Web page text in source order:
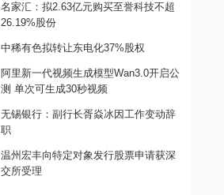
名家汇：拟2.63亿元购买至誉科技不超
26.19%股份
中稀有色拟转让东电化37%股权
阿里新一代视频生成模型Wan3.0开启公
测 单次可生成30秒视频
无锡银行：副行长胥焱冰因工作变动辞
职
温州宏丰向特定对象发行股票申请获深
交所受理